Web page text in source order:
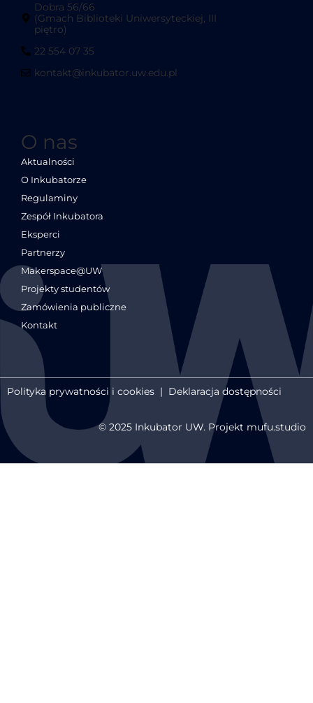
Dobra 56/66
(Gmach Biblioteki Uniwersyteckiej, III
piętro)
22 554 07 35
kontakt@inkubator.uw.edu.pl
O nas
Aktualności
O Inkubatorze
Regulaminy
Zespół Inkubatora
Eksperci
Partnerzy
Makerspace@UW
Projekty studentów
Zamówienia publiczne
Kontakt
Polityka prywatności i cookies | Deklaracja dostępności
© 2025 Inkubator UW. Projekt mufu.studio